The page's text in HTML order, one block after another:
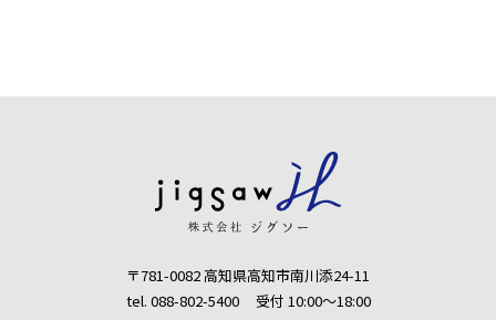
〒781-0082 高知県高知市南川添24-11
tel. 088-802-5400
受付 10:00〜18:00